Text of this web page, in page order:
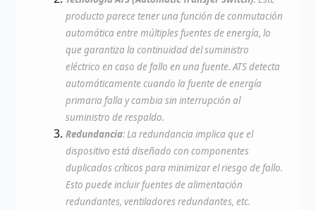
producto parece tener una función de conmutación
automática entre múltiples fuentes de energía, lo
que garantiza la continuidad del suministro
eléctrico en caso de fallo en una fuente. ATS detecta
automáticamente cuando la fuente de energía
primaria falla y cambia sin interrupción al
suministro de respaldo.
Redundancia: La redundancia implica que el
dispositivo está diseñado con componentes
duplicados críticos para minimizar el riesgo de fallo.
Esto puede incluir fuentes de alimentación
redundantes, ventiladores redundantes, etc.